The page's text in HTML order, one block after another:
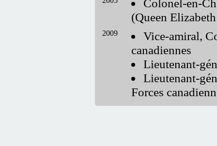
(Queen
2009
Vice-amiral,
canadiennes
Lieutenant-
Lieutenant-
Forces